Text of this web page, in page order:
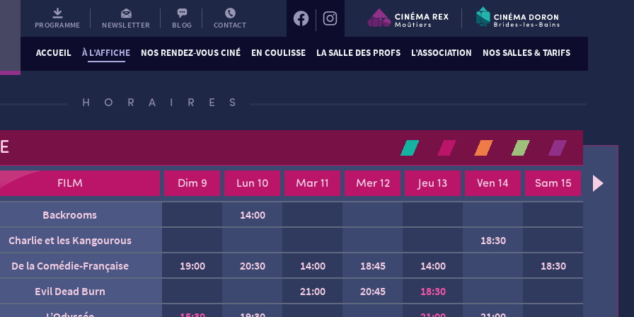
PROGRAMME NEWSLETTER BLOG CONTACT
ACCUEIL À L’AFFICHE NOS RENDEZ-VOUS CINÉ EN COULISSE LA SALLE DES PROFS L’ASSOCIATION NOS SALLES & TARIFS
HORAIRES
FILM Dim 9 Lun 10 Mar 11 Mer 12 Jeu 13 Ven 14 Sam 15
Backrooms
14:00
Charlie et les Kangourous
18:30
De la Comédie-Française
19:00 20:30 14:00 18:45 14:00
18:30
Evil Dead Burn
21:00 20:45
18:30